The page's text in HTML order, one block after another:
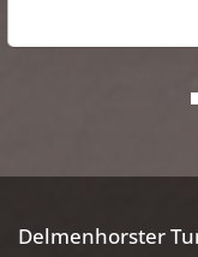
Delmenhorster